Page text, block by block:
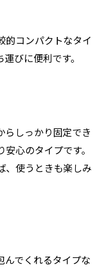
的コンパクトなタイ
びに便利です。
らしっかり固定でき
心のタイプです。
、使うときも楽しみ
んでくれるタイプな